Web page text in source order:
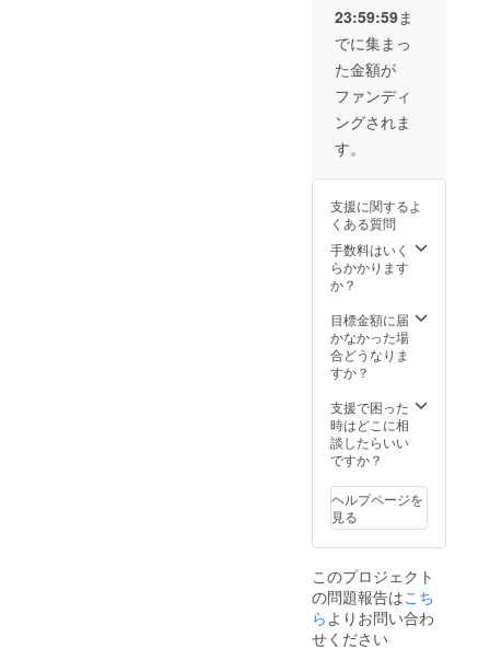
国内法
規に
従った
表記を
付け、
はちみ
つの説
たしま
ご協力
者のお
名前と
金額を
銘板に
バング
ラデ
シュの
NGO、
に届け
ます。
※写真も
送付い
す。
地での
包装な
ので多
少の漏
れが
あって
もご容
国内法
従った
表記を
付け、
はちみ
つの説
添付い
たしま
す。 ■
エクス
ジシス
テム
（チャ
ー
コネク
タ） ※
コネク
タ画像
メージ
です。
色や形
が変わ
ること
23:59:59ま
でに集まっ
た金額が
ファンディ
ングされま
す。
支援に関するよ
くある質問
手数料はいく
らかかります
か？
目標金額に届
かなかった場
合どうなりま
すか？
支援で困った
時はどこに相
談したらいい
ですか？
ヘルプページを
見る
このプロジェクト
の問題報告はこち
ら よりお問い合わ
せください